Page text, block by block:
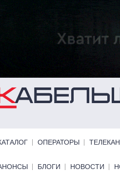
содержанию
ОПЕРАТОРЫ
links bottom
БЛОГИ НОВОСТИ